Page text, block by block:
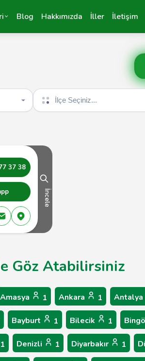
Blog Hakkımızda İller İletişim
İlçe seçin
37 38
İncele
Göz Atabilirsiniz
Amasya 1 Ankara 1 Antalya
Bayburt 1 Bilecik 1
1 Denizli 1 Diyarbakır 1